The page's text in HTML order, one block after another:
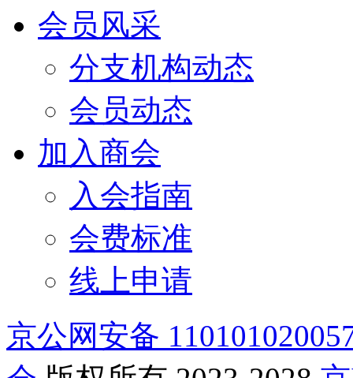
会员风采
分支机构动态
会员动态
加入商会
入会指南
会费标准
线上申请
京公网安备